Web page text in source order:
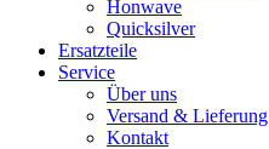
Honwave
Quicksilver
Ersatzteile
Service
Über uns
Versand & Lieferung
Kontakt